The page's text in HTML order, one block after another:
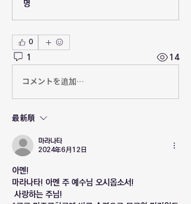
명
0
1
14
コメントを追加…
最新順
마라나타
2024年6月12日
아멘!
마라나타! 아멘 주 예수님 오시옵소서!
사랑하는 주님!